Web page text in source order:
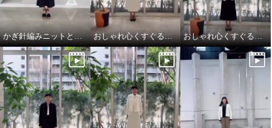
かぎ針編みニットとデニムを大人仕様にアップデート おしゃれ心くすぐるオケージョンスタイル おしゃれ心くすぐるオケージョンスタイル